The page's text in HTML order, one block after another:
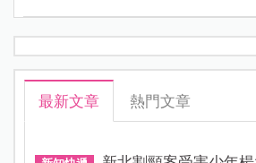
最新文章 熱門文章